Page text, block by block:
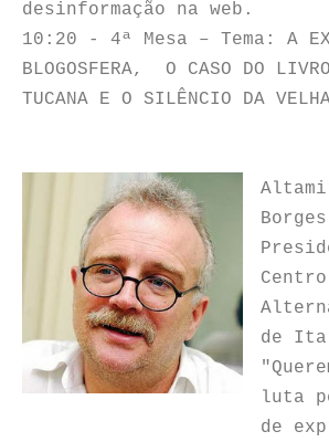
desinformação na web.
10:20 - 4ª Mesa – Tema: A
BLOGOSFERA, O CASO DO
TUCANA E O SILÊNCIO DA
de
luta
de